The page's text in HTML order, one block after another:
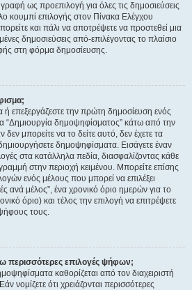
ως προεπιλογή για όλες τις δημοσιεύσεις
κουμπί επιλογής στον Πίνακα Ελέγχου
και πάλι να αποτρέψετε να προστεθεί μια
δημοσιεύσεις από-επιλέγοντας το πλαίσιο
στη φόρμα δημοσίευσης.
ή επεξεργάζεστε την πρώτη δημοσίευση ενός
“Δημιουργία δημοψηφίσματος” κάτω από την
μπορείτε να το δείτε αυτό, δεν έχετε τα
δημοψηφίσματα. Εισάγετε έναν
στα κατάλληλα πεδία, διασφαλίζοντας κάθε
στην περιοχή κειμένου. Μπορείτε επίσης
ενός μέλους που μπορεί να επιλέξει
ανά μέλος”, ένα χρονικό όριο ημερών για το
όριο) και τέλος την επιλογή να επιτρέψετε
τους.
περισσότερες επιλογές ψήφων;
καθορίζεται από τον διαχειριστή
νομίζετε ότι χρειάζονται περισσότερες